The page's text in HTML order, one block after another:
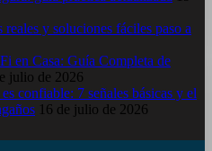
y soluciones fáciles paso a
en Casa: Guía Completa de
julio de 2026
confiable: 7 señales básicas y el
16 de julio de 2026